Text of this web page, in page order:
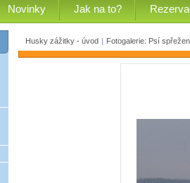
Novinky Jak na to?
Husky zážitky - úvod | Fotogalerie: Psí